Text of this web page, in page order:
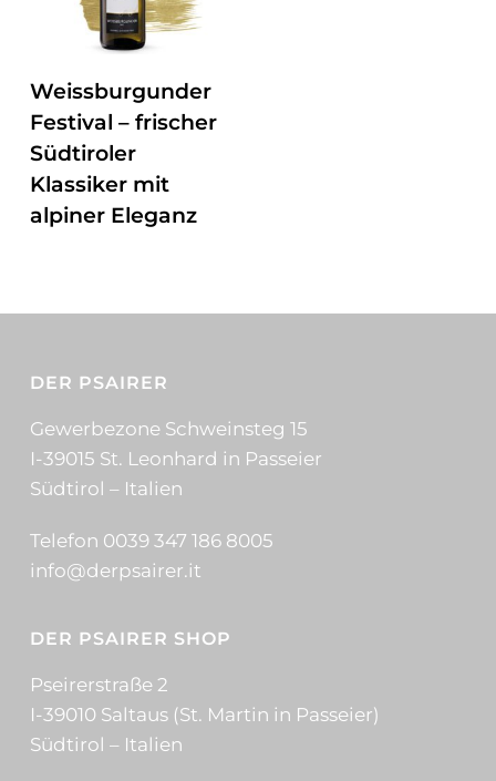
Weissburgunder
Festival – frischer
Südtiroler
Klassiker mit
alpiner Eleganz
DER PSAIRER
Gewerbezone Schweinsteg 15
I-39015 St. Leonhard in Passeier
Südtirol – Italien
Telefon 0039 347 186 8005
info@derpsairer.it
DER PSAIRER SHOP
Pseirerstraße 2
I-39010 Saltaus (St. Martin in Passeier)
Südtirol – Italien